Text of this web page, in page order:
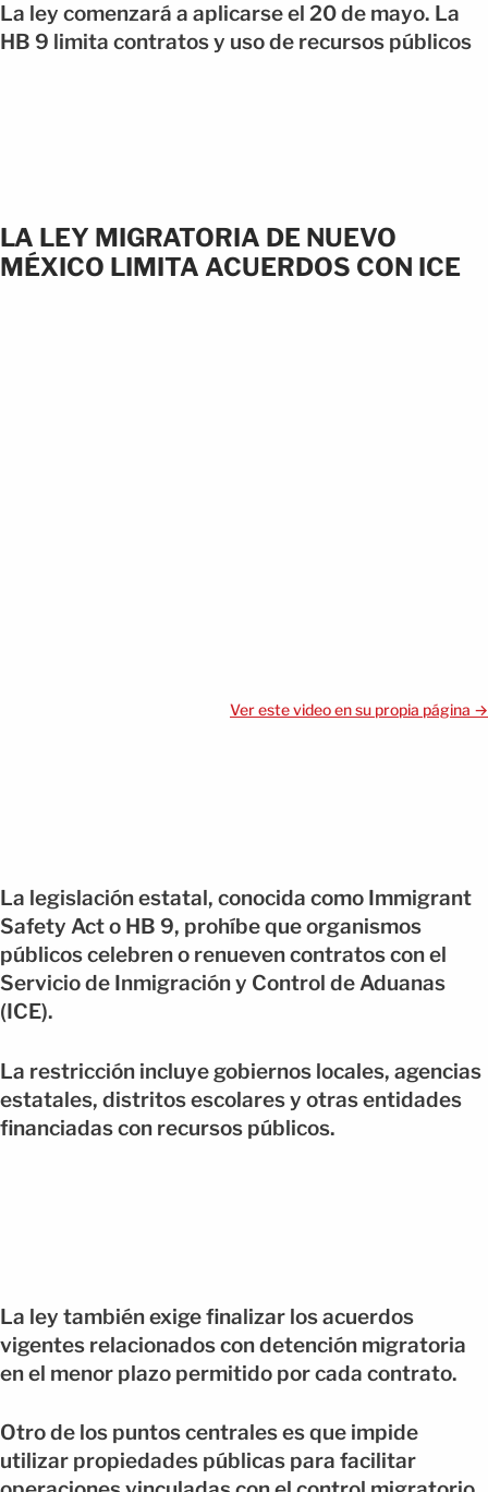
La ley comenzará a aplicarse el 20 de mayo. La
HB 9 limita contratos y uso de recursos públicos
LA LEY MIGRATORIA DE NUEVO
MÉXICO LIMITA ACUERDOS CON ICE
Ver este video en su propia página →
La legislación estatal, conocida como Immigrant
Safety Act o HB 9, prohíbe que organismos
públicos celebren o renueven contratos con el
Servicio de Inmigración y Control de Aduanas
(ICE).
La restricción incluye gobiernos locales, agencias
estatales, distritos escolares y otras entidades
financiadas con recursos públicos.
La ley también exige finalizar los acuerdos
vigentes relacionados con detención migratoria
en el menor plazo permitido por cada contrato.
Otro de los puntos centrales es que impide
utilizar propiedades públicas para facilitar